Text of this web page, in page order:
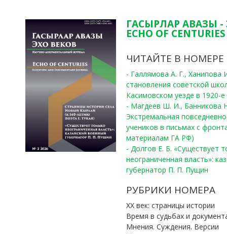
ГАСЫРЛАР АВАЗЫ -
ECHO OF
ЧИТАЙТЕ В НОМЕРЕ
- Галлямова А. Г.,
становления советской
Касимовском уезде в 1920-е
- Магдеев Ш. И., Банникова
Экстремальная
учеников в письмах с
материалам ГА РФ)
- Долгов Е. Б. «Существует
неограниченная власть»:
губернатор П. П. Пущин
РУБРИКИ НОМЕРА
ХХ век: страницы истории
Время в судьбах и
Мнения. Суждения. Версии